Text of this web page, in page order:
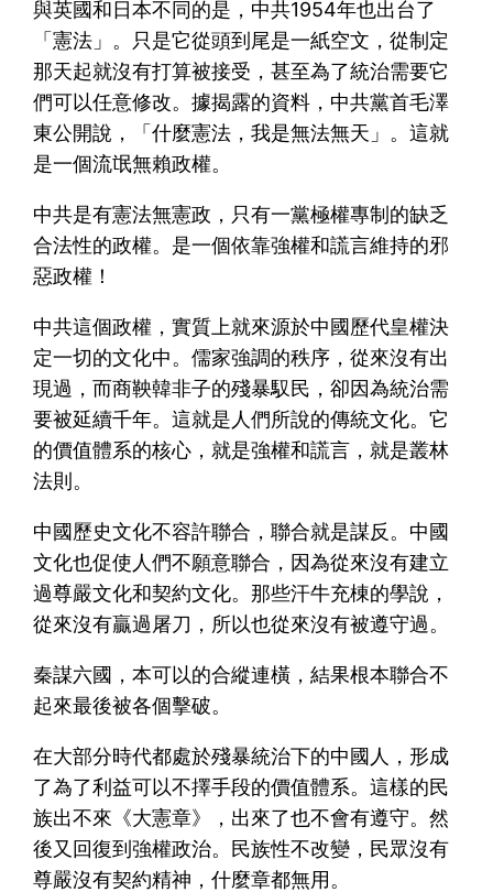
與英國和日本不同的是，中共1954年也出台了
「憲法」。只是它從頭到尾是一紙空文，從制定
那天起就沒有打算被接受，甚至為了統治需要它
們可以任意修改。據揭露的資料，中共黨首毛澤
東公開說，「什麼憲法，我是無法無天」。這就
是一個流氓無賴政權。
中共是有憲法無憲政，只有一黨極權專制的缺乏
合法性的政權。是一個依靠強權和謊言維持的邪
惡政權！
中共這個政權，實質上就來源於中國歷代皇權決
定一切的文化中。儒家強調的秩序，從來沒有出
現過，而商鞅韓非子的殘暴馭民，卻因為統治需
要被延續千年。這就是人們所說的傳統文化。它
的價值體系的核心，就是強權和謊言，就是叢林
法則。
中國歷史文化不容許聯合，聯合就是謀反。中國
文化也促使人們不願意聯合，因為從來沒有建立
過尊嚴文化和契約文化。那些汗牛充棟的學說，
從來沒有贏過屠刀，所以也從來沒有被遵守過。
秦謀六國，本可以的合縱連橫，結果根本聯合不
起來最後被各個擊破。
在大部分時代都處於殘暴統治下的中國人，形成
了為了利益可以不擇手段的價值體系。這樣的民
族出不來《大憲章》，出來了也不會有遵守。然
後又回復到強權政治。民族性不改變，民眾沒有
尊嚴沒有契約精神，什麼章都無用。